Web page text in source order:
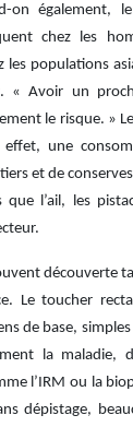
on également,
chez les
les populations
« Avoir un
le risque. »
une
et de
que l’ail, les
découverte
Le toucher
de base,
la maladie,
l’IRM ou la
dépistage,